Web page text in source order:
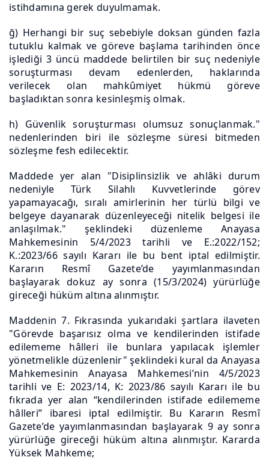
istihdamına gerek duyulmamak.
ğ) Herhangi bir suç sebebiyle doksan günden fazla
tutuklu kalmak ve göreve başlama tarihinden önce
işlediği 3 üncü maddede belirtilen bir suç nedeniyle
soruşturması devam edenlerden, haklarında
verilecek olan mahkûmiyet hükmü göreve
başladıktan sonra kesinleşmiş olmak.
h) Güvenlik soruşturması olumsuz sonuçlanmak."
nedenlerinden biri ile sözleşme süresi bitmeden
sözleşme fesh edilecektir.
Maddede yer alan "Disiplinsizlik ve ahlâki durum
nedeniyle Türk Silahlı Kuvvetlerinde görev
yapamayacağı, sıralı amirlerinin her türlü bilgi ve
belgeye dayanarak düzenleyeceği nitelik belgesi ile
anlaşılmak." şeklindeki düzenleme Anayasa
Mahkemesinin 5/4/2023 tarihli ve E.:2022/152;
K.:2023/66 sayılı Kararı ile bu bent iptal edilmiştir.
Kararın Resmî Gazete’de yayımlanmasından
başlayarak dokuz ay sonra (15/3/2024) yürürlüğe
gireceği hüküm altına alınmıştır.
Maddenin 7. Fıkrasında yukarıdaki şartlara ilaveten
"Görevde başarısız olma ve kendilerinden istifade
edilememe hâlleri ile bunlara yapılacak işlemler
yönetmelikle düzenlenir" şeklindeki kural da Anayasa
Mahkemesinin Anayasa Mahkemesi’nin 4/5/2023
tarihli ve E: 2023/14, K: 2023/86 sayılı Kararı ile bu
fıkrada yer alan “kendilerinden istifade edilememe
hâlleri” ibaresi iptal edilmiştir. Bu Kararın Resmî
Gazete’de yayımlanmasından başlayarak 9 ay sonra
yürürlüğe gireceği hüküm altına alınmıştır. Kararda
Yüksek Mahkeme;